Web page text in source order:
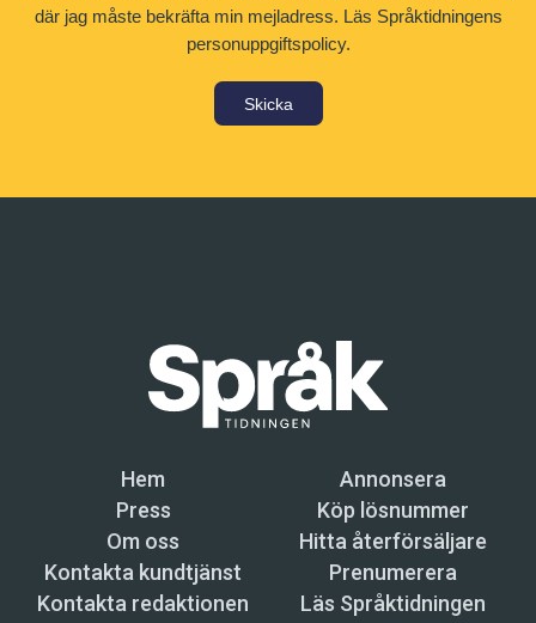
där jag måste bekräfta min mejladress. Läs Språktidningens
personuppgiftspolicy.
Skicka
Hem
Annonsera
Press
Köp lösnummer
Om oss
Hitta återförsäljare
Kontakta kundtjänst
Prenumerera
Kontakta redaktionen
Läs Språktidningen